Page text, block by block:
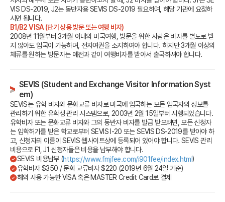
VIS DS-2019, J2는 동반자용 SEVIS DS-2019 필요하며, 해당 기관에 요청하
시면 됩니다.
B1/B2 VISA (단기 상용 방문 또는 여행 비자)
2008년 11월부터 3개월 이내의 미국여행, 방문을 위한 사람은 비자를 별도로 받
지 않아도 입국이 가능하며, 전자여권을 소지하여야 합니다. 하지만 3개월 이상의
체류를 원하는 방문자는 예전과 같이 여행비자를 받아서 출국하셔야 합니다.
SEVIS (Student and Exchange Visitor Information Syst
em)
SEVIS는 유학 비자와 문화교류 비자로 미국에 입국하는 모든 입국자의 정보를
관리하기 위한 유학생 관리 시스템으로, 2003년 2월 15일부터 시행되었습니다.
유학비자 또는 문화교류 비자와 그의 동반자 비자를 발급 받으려면, 모든 신청자
는 입학허가를 받은 학교로부터 SEVIS I-20 또는 SEVIS DS-2019를 받아야 하
고, 신청자의 이름이 SEVIS 웹사이트상에 등록되어 있어야 합니다. SEVIS 관리
비용으로 F1, J1 신청자들은 비용을 납부해야 합니다.
SEVIS 비용납부 (https://www.fmjfee.com/i901fee/index.html)
유학비자 $350 / 문화 교류비자 $220 (2019년 6월 24일 기준)
해외 사용 가능한 VISA 혹은 MASTER Credit Card로 결제